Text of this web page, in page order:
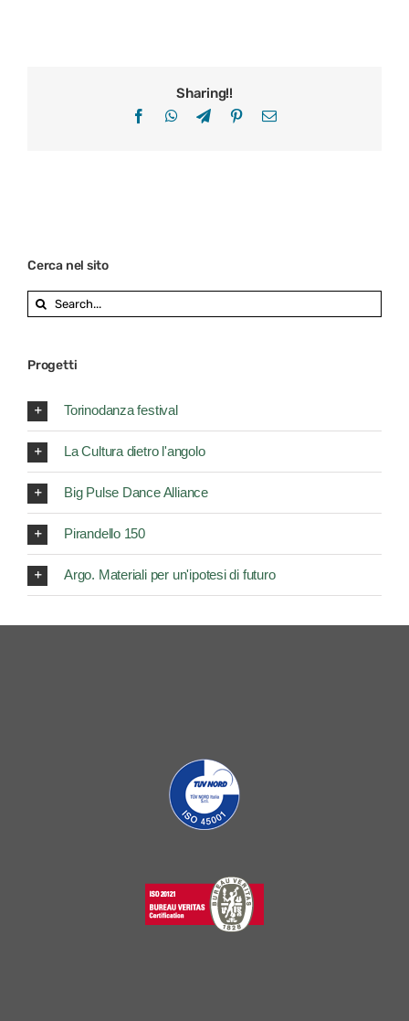
Sharing!!
FacebookWhatsApp
TelegramPinterestEmail
Cerca nel sito
Search
for:
Progetti
Torinodanza festival
La Cultura dietro l'angolo
Big Pulse Dance Alliance
Pirandello 150
Argo. Materiali per un'ipotesi di futuro